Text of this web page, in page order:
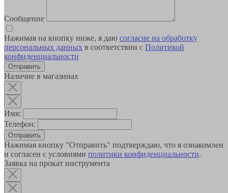
Сообщение
Нажимая на кнопку ниже, я даю согласие на обработку
персональных данных в соответствии с Политикой
конфиденциальности
Наличие в магазинах
Имя:
Телефон:
Отправить
Нажимая кнопку "Отправить" подтверждаю, что я ознакомлен
и согласен с условиями политики конфиденциальности.
Заявка на прокат инструмента